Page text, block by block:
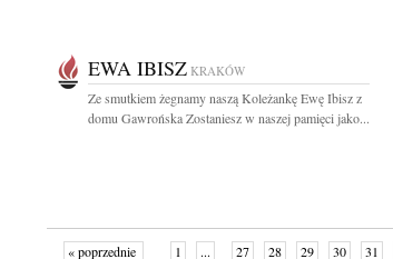
EWA IBISZ KRAKÓW
Ze smutkiem żegnamy naszą Koleżankę Ewę Ibisz z
domu Gawrońska Zostaniesz w naszej pamięci jako...
« poprzednie 1 ... 27 28 29 30 31